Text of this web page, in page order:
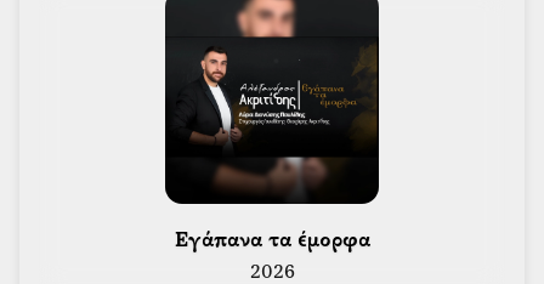
Εγάπανα τα έμορφα
2026